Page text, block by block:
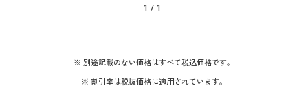
1 / 1
※ 別途記載のない価格はすべて税込価格です。
※ 割引率は税抜価格に適用されています。